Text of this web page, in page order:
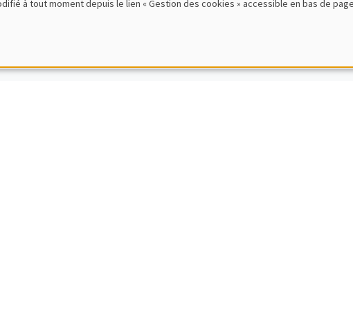
à tout moment depuis le lien « Gestion des cookies » accessible en bas de